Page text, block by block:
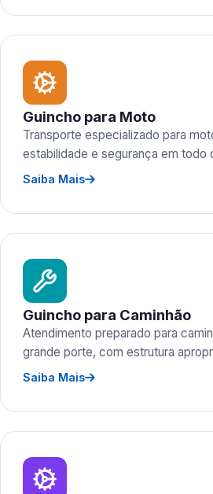
Guincho para Moto
Transporte especializado para
estabilidade e segurança em todo
Saiba Mais
Guincho para Caminhão
Atendimento preparado para
grande porte, com estrutura
Saiba Mais